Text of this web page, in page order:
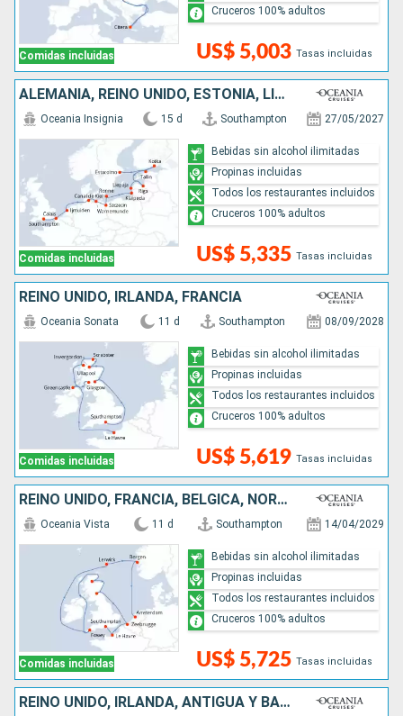
Comidas incluidas US$ 5,003 Tasas incluidas
Cruceros 100% adultos
ALEMANIA, REINO UNIDO, ESTONIA, LITUANIA, FINLANDIA, PAISES BAJOS, DINAMARCA, LETONIA, FRANCIA, POLONIA, SUECIA
Comidas incluidas
Oceania Insignia 15 d Southampton 27/05/2027
US$ 5,335 Tasas incluidas
Bebidas sin alcohol ilimitadas
Propinas incluidas
Todos los restaurantes incluidos
Cruceros 100% adultos
REINO UNIDO, IRLANDA, FRANCIA
Comidas incluidas
Oceania Sonata 11 d Southampton 08/09/2028
US$ 5,619 Tasas incluidas
Bebidas sin alcohol ilimitadas
Propinas incluidas
Todos los restaurantes incluidos
Cruceros 100% adultos
REINO UNIDO, FRANCIA, BÉLGICA, NORUEGA, PAISES BAJOS
Comidas incluidas
Oceania Vista 11 d Southampton 14/04/2029
US$ 5,725 Tasas incluidas
Bebidas sin alcohol ilimitadas
Propinas incluidas
Todos los restaurantes incluidos
Cruceros 100% adultos
REINO UNIDO, IRLANDA, ANTIGUA Y BARBUDA, CANADÁ, ESTADOS UNIDOS